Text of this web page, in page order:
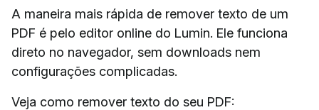
A maneira mais rápida de remover texto de um
PDF é pelo editor online do Lumin. Ele funciona
direto no navegador, sem downloads nem
configurações complicadas.
Veja como remover texto do seu PDF: